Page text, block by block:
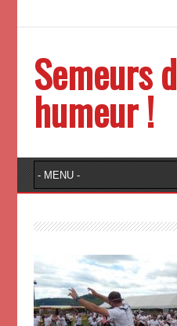
Semeurs
humeur !